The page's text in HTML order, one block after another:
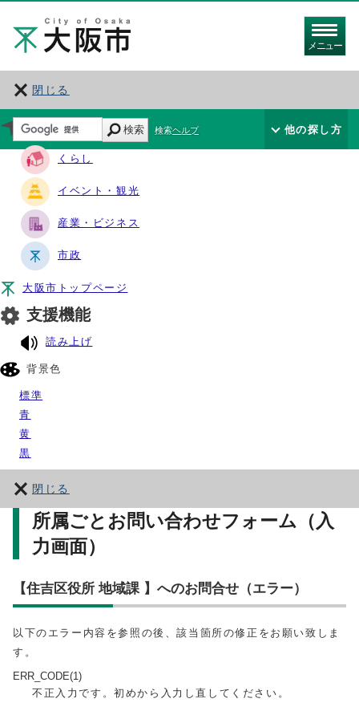
メニュー
閉じる
サイト・ナビ
くらし
イベント・観光
産業・ビジネス
市政
大阪市トップページ
支援機能
読み上げ
背景色
標準
青
黄
黒
閉じる
検索 検索ヘルプ 他の探し方
所属ごとお問い合わせフォーム（入
力画面）
【住吉区役所 地域課 】へのお問合せ（エラー）
以下のエラー内容を参照の後、該当箇所の修正をお願い致しま
す。
ERR_CODE(1)
不正入力です。初めから入力し直してください。